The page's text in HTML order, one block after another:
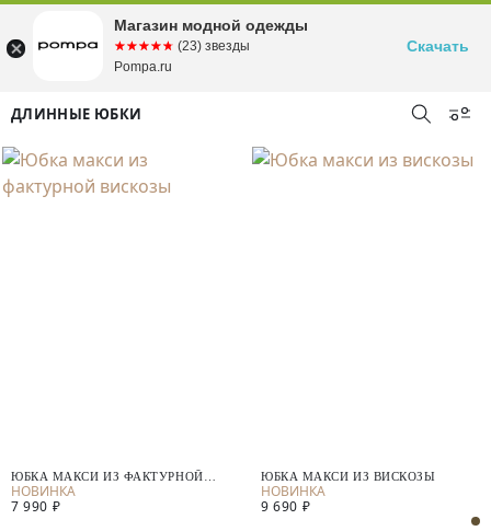
ДЛИННЫЕ ЮБКИ
ЮБКА МАКСИ ИЗ ФАКТУРНОЙ
ВИСКОЗЫ
7 990 ₽
ЮБКА МАКСИ ИЗ ВИСКОЗЫ
9 690 ₽
Магазин модной одежды
☆☆☆☆☆
★★★★★ (23) звезды
Pompa.ru
Скачать